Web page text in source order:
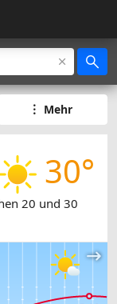
Mehr
30°
20 und 30